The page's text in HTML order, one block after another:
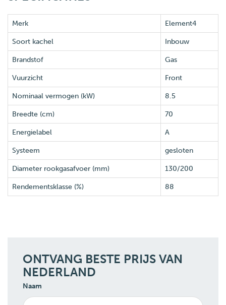
Merk Element4
Soort kachel Inbouw
Brandstof Gas
Vuurzicht Front
Nominaal vermogen (kW) 8.5
Breedte (cm) 70
Energielabel A
Systeem gesloten
Diameter rookgasafvoer (mm) 130/200
Rendementsklasse (%) 88
ONTVANG BESTE PRIJS VAN
NEDERLAND
Naam